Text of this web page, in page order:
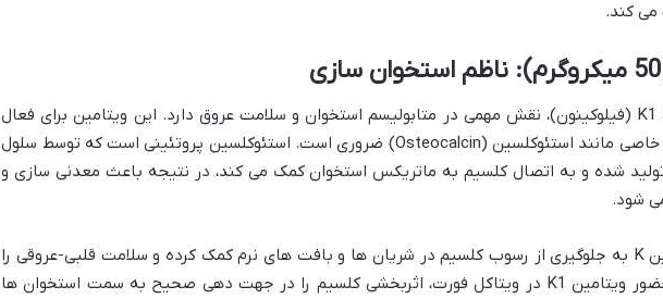
می کند.
ویتامین K، به ویژه K1 (فیلوکینون)، نقش مهمی در متابولیسم استخوان و سلامت عروق دارد. این ویتامین برای فعال
سازی پروتئین های خاصی مانند استئوکلسین (Osteocalcin) ضروری است. استئوکلسین پروتئینی است که توسط سلول
شده و به اتصال کلسیم به ماتریکس استخوان کمک می کند، در نتیجه باعث معدنی سازی و
شود.
علاوه بر این، ویتامین K به جلوگیری از رسوب کلسیم در شریان ها و بافت های نرم کمک کرده و سلامت قلبی-عروقی را
نیز حفظ می کند. حضور ویتامین K1 در ویتاکل فورت، اثربخشی کلسیم را در جهت دهی صحیح به سمت استخوان ها